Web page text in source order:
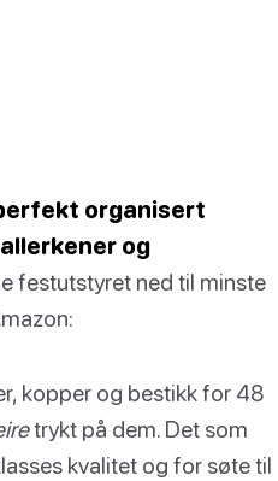
organisert
og
festutstyret ned til minste
kopper og bestikk for 48
trykt på dem. Det som
kvalitet og for søte til